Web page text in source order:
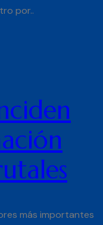
por..
más importantes